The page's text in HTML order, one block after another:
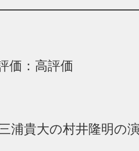
価：高評価
浦貴大の村井隆明の